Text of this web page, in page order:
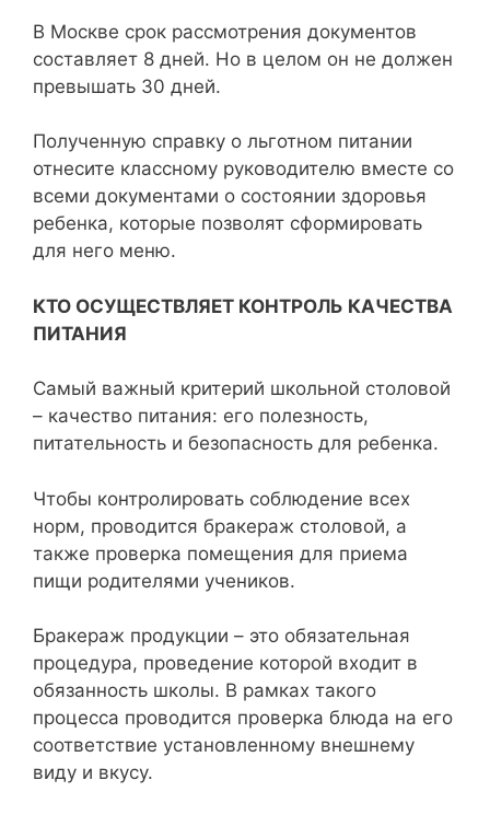
В Москве срок рассмотрения документов
составляет 8 дней. Но в целом он не должен
превышать 30 дней.
Полученную справку о льготном питании
отнесите классному руководителю вместе со
всеми документами о состоянии здоровья
ребенка, которые позволят сформировать
для него меню.
КТО ОСУЩЕСТВЛЯЕТ КОНТРОЛЬ КАЧЕСТВА
ПИТАНИЯ
Самый важный критерий школьной столовой
– качество питания: его полезность,
питательность и безопасность для ребенка.
Чтобы контролировать соблюдение всех
норм, проводится бракераж столовой, а
также проверка помещения для приема
пищи родителями учеников.
Бракераж продукции – это обязательная
процедура, проведение которой входит в
обязанность школы. В рамках такого
процесса проводится проверка блюда на его
соответствие установленному внешнему
виду и вкусу.